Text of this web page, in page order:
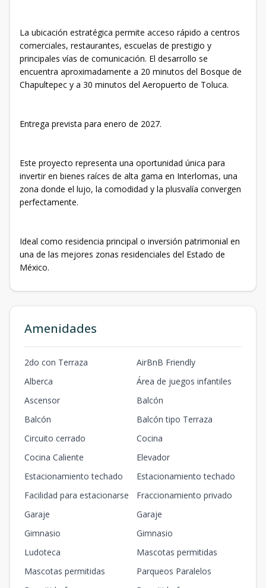
La ubicación estratégica permite acceso rápido a centros
comerciales, restaurantes, escuelas de prestigio y
principales vías de comunicación. El desarrollo se
encuentra aproximadamente a 20 minutos del Bosque de
Chapultepec y a 30 minutos del Aeropuerto de Toluca.
Entrega prevista para enero de 2027.
Este proyecto representa una oportunidad única para
invertir en bienes raíces de alta gama en Interlomas, una
zona donde el lujo, la comodidad y la plusvalía convergen
perfectamente.
Ideal como residencia principal o inversión patrimonial en
una de las mejores zonas residenciales del Estado de
México.
Amenidades
2do con Terraza
AirBnB Friendly
Alberca
Área de juegos infantiles
Ascensor
Balcón
Balcón
Balcón tipo Terraza
Circuito cerrado
Cocina
Cocina Caliente
Elevador
Estacionamiento techado
Estacionamiento techado
Facilidad para estacionarse
Fraccionamiento privado
Garaje
Garaje
Gimnasio
Gimnasio
Ludoteca
Mascotas permitidas
Mascotas permitidas
Parqueos Paralelos